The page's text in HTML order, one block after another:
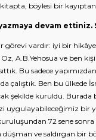
böylesi bir
devam
görevi vardır: iyi bir
A.B.Yehosua ve ben
Bu sadece
çalıştık. Ben bu ülkede
şekilde kuruldu.
uygulayabileceğimiz bir
72 sene
ve saldırgan bir